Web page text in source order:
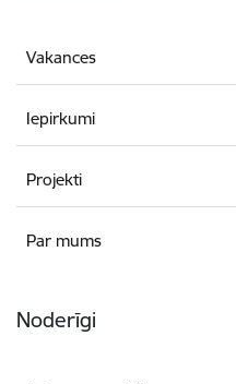
Vakances
Iepirkumi
Projekti
Par mums
Noderīgi